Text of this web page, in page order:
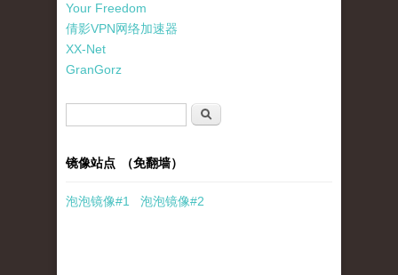
Your Freedom
倩影VPN网络加速器
XX-Net
GranGorz
搜索
镜像站点 （免翻墙）
泡泡镜像#1 泡泡镜像#2